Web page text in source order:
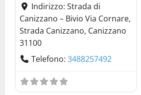
Indirizzo: Strada di
Canizzano – Bivio Via Cornare,
Strada Canizzano, Canizzano
31100
Telefono: 3488257492